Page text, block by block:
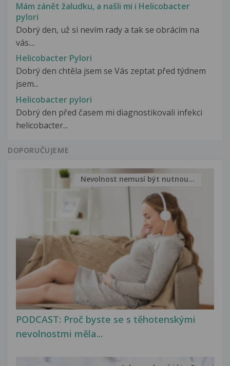
Mám zánět žaludku, a našli mi i Helicobacter
pylori
Dobrý den, už si nevím rady a tak se obrácím na
vás....
Helicobacter Pylori
Dobrý den chtěla jsem se Vás zeptat před týdnem
jsem...
Helicobacter pylori
Dobrý den před časem mi diagnostikovali infekci
helicobacter...
DOPORUČUJEME
PODCAST: Proč byste se s těhotenskými
nevolnostmi měla...
Nevolnost nemusí být nutnou...